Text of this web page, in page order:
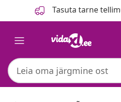
Tasuta tarne